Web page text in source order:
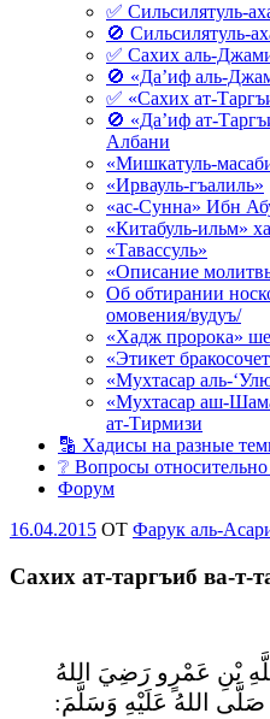
✅ Сильсилятуль-
🚫 Сильсилятуль-
✅ Сахих аль-
🚫 «Да’иф аль-
✅ «Сахих ат-
🚫 «Да’иф ат-
Албани
«Мишкатуль-
«Ирвауль-гъалиль»
«ас-Сунна» Ибн
«Китабуль-ильм»
«Тавассуль»
«Описание
Об обтирании
омовения/вудуъ/
«Хадж пророка»
«Этикет
«Мухтасар аль-
«Мухтасар аш-
ат-Тирмизи
🔡 Хадисы на разные
❔ Вопросы
Форум
Опубликовано
16.04.2015 OT Фарук аль-
Сахих ат-таргъиб ва-т-
بْنِ عَمْرٍو رَضِيَ اللهُ
اللهُ عَلَيْهِ وَسَلَّمَ: